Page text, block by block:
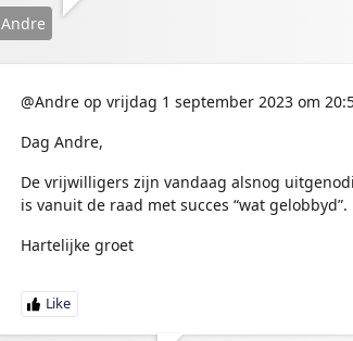
Andre
@Andre op vrijdag 1 september 2023 om
Dag Andre,
De vrijwilligers zijn vandaag alsnog
is vanuit de raad met succes “wat gelobbyd”.
Hartelijke groet